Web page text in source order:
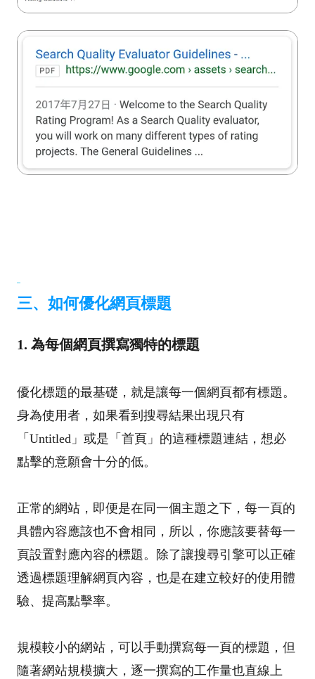
三、如何優化網頁標題
1. 為每個網頁撰寫獨特的標題
優化標題的最基礎，就是讓每一個網頁都有標題。
身為使用者，如果看到搜尋結果出現只有
「Untitled」或是「首頁」的這種標題連結，想必
點擊的意願會十分的低。
正常的網站，即便是在同一個主題之下，每一頁的
具體內容應該也不會相同，所以，你應該要替每一
頁設置對應內容的標題。除了讓搜尋引擎可以正確
透過標題理解網頁內容，也是在建立較好的使用體
驗、提高點擊率。
規模較小的網站，可以手動撰寫每一頁的標題，但
隨著網站規模擴大，逐一撰寫的工作量也直線上